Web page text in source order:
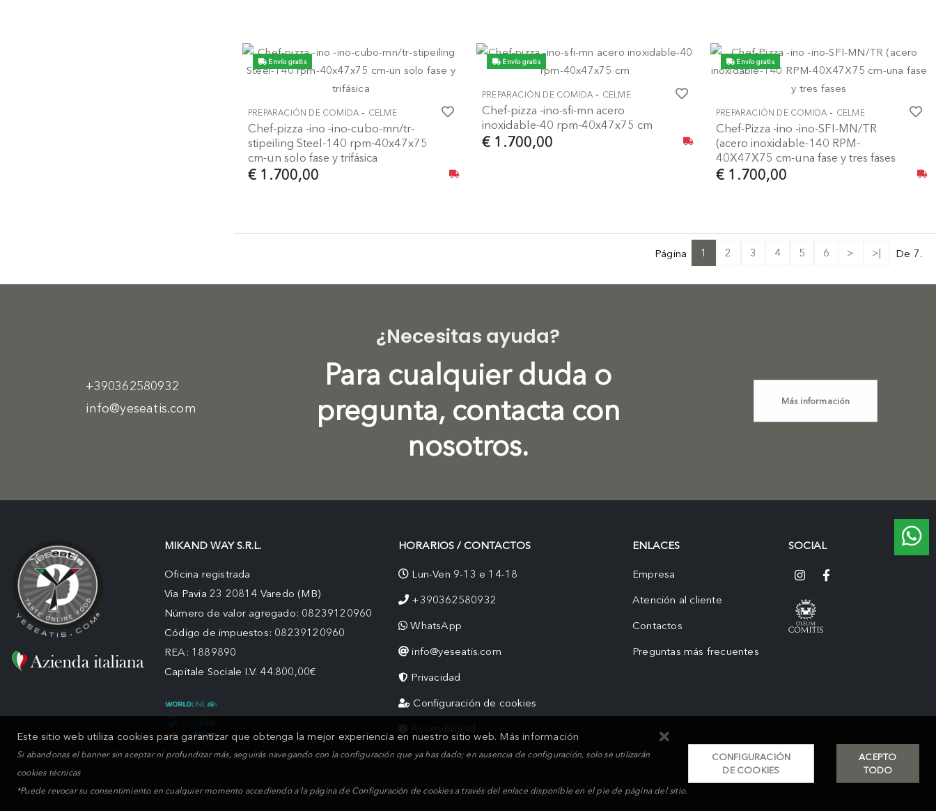
Envío gratis
PREPARACIÓN DE COMIDA - CELME
Chef-pizza -ino -ino-cubo-mn/tr-
stipeiling Steel-140 rpm-40x47x75
cm-un solo fase y trifásica
€ 1.700,00
Envío gratis
PREPARACIÓN DE COMIDA - CELME
Chef-pizza -ino-sfi-mn acero
inoxidable-40 rpm-40x47x75 cm
€ 1.700,00
Envío gratis
PREPARACIÓN DE COMIDA - CELME
Chef-Pizza -ino -ino-SFI-MN/TR
(acero inoxidable-140 RPM-
40X47X75 cm-una fase y tres fases
€ 1.700,00
Página 1 2 3 4 5 6 > >| De 7.
+390362580932
info@yeseatis.com
¿Necesitas ayuda?
Para cualquier duda o
pregunta, contacta con
nosotros.
Más información
MIKAND WAY S.R.L.
Oficina registrada
Via Pavia 23 20814 Varedo (MB)
Número de valor agregado: 08239120960
Código de impuestos: 08239120960
REA: 1889890
Capitale Sociale I.V. 44.800,00€
HORARIOS / CONTACTOS
Lun-Ven 9-13 e 14-18
+390362580932
WhatsApp
info@yeseatis.com
Privacidad
Configuración de cookies
ENLACES
Empresa
Atención al cliente
Contactos
Preguntas más frecuentes
SOCIAL
MIKAND WAY S.r.l. © 2026. All Rights Reserved | Powered by WebMonster
Este sitio web utiliza cookies para garantizar que obtenga la mejor experiencia en nuestro sitio web. Más información
Si abandonas el banner sin aceptar ni profundizar más, seguirás navegando con la configuración que ya has dado; en ausencia de configuración, solo se utilizarán
cookies técnicas
*Puede revocar su consentimiento en cualquier momento accediendo a la página de Configuración de cookies a través del enlace disponible en el pie de página del sitio.
CONFIGURACIÓN
DE COOKIES
ACEPTO
TODO